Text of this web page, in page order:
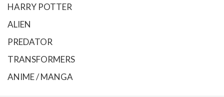
HARRY POTTER
ALIEN
PREDATOR
TRANSFORMERS
ANIME / MANGA